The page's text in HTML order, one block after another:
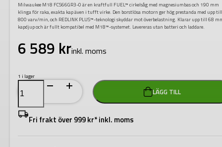
Milwaukee M18 FCS66GR3-0 är en kraftfull FUEL™ cirkelsåg med magnesiumbas och 190 mm
klinga för raka, exakta kap även i tufft virke. Den borstlösa motorn ger hög prestanda med upp
800 varv/min, och REDLINK PLUS™-teknologi skyddar mot överbelastning. Klarar upp till 68
kapdjup och är fullt kompatibel med M18™-systemet. Levereras utan batteri och laddare.
6 589 krinkl. moms
1 i lager
Milwaukee
FUEL
Cirkelsåg
M18
FCS66GR3-
0
LÄGG TILL
Fri frakt över 999 kr* inkl. moms